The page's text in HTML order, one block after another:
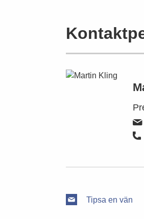
Tipsa en vän